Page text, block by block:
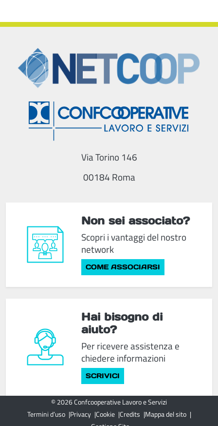
Non sei associato?
Scopri i vantaggi del nostro
network
COME ASSOCIARSI
Via Torino 146
00184 Roma
Hai bisogno di
aiuto?
Per ricevere assistenza e
chiedere informazioni
SCRIVICI
© 2026 Confcooperative Lavoro e Servizi
Termini d’uso Privacy Cookie Credits Mappa del sito